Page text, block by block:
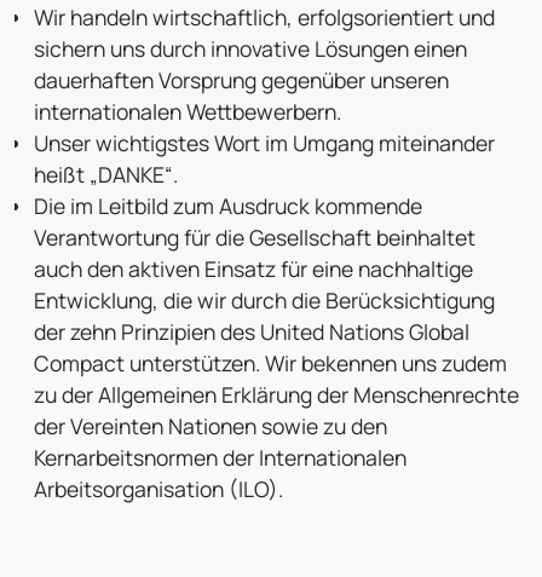
Wir handeln wirtschaftlich, erfolgsorientiert und
sichern uns durch innovative Lösungen einen
dauerhaften Vorsprung gegenüber unseren
internationalen Wettbewerbern.
Unser wichtigstes Wort im Umgang miteinander
heißt „DANKE“.
Die im Leitbild zum Ausdruck kommende
Verantwortung für die Gesellschaft beinhaltet
auch den aktiven Einsatz für eine nachhaltige
Entwicklung, die wir durch die Berücksichtigung
der zehn Prinzipien des United Nations Global
Compact unterstützen. Wir bekennen uns zudem
zu der Allgemeinen Erklärung der Menschenrechte
der Vereinten Nationen sowie zu den
Kernarbeitsnormen der Internationalen
Arbeitsorganisation (ILO).